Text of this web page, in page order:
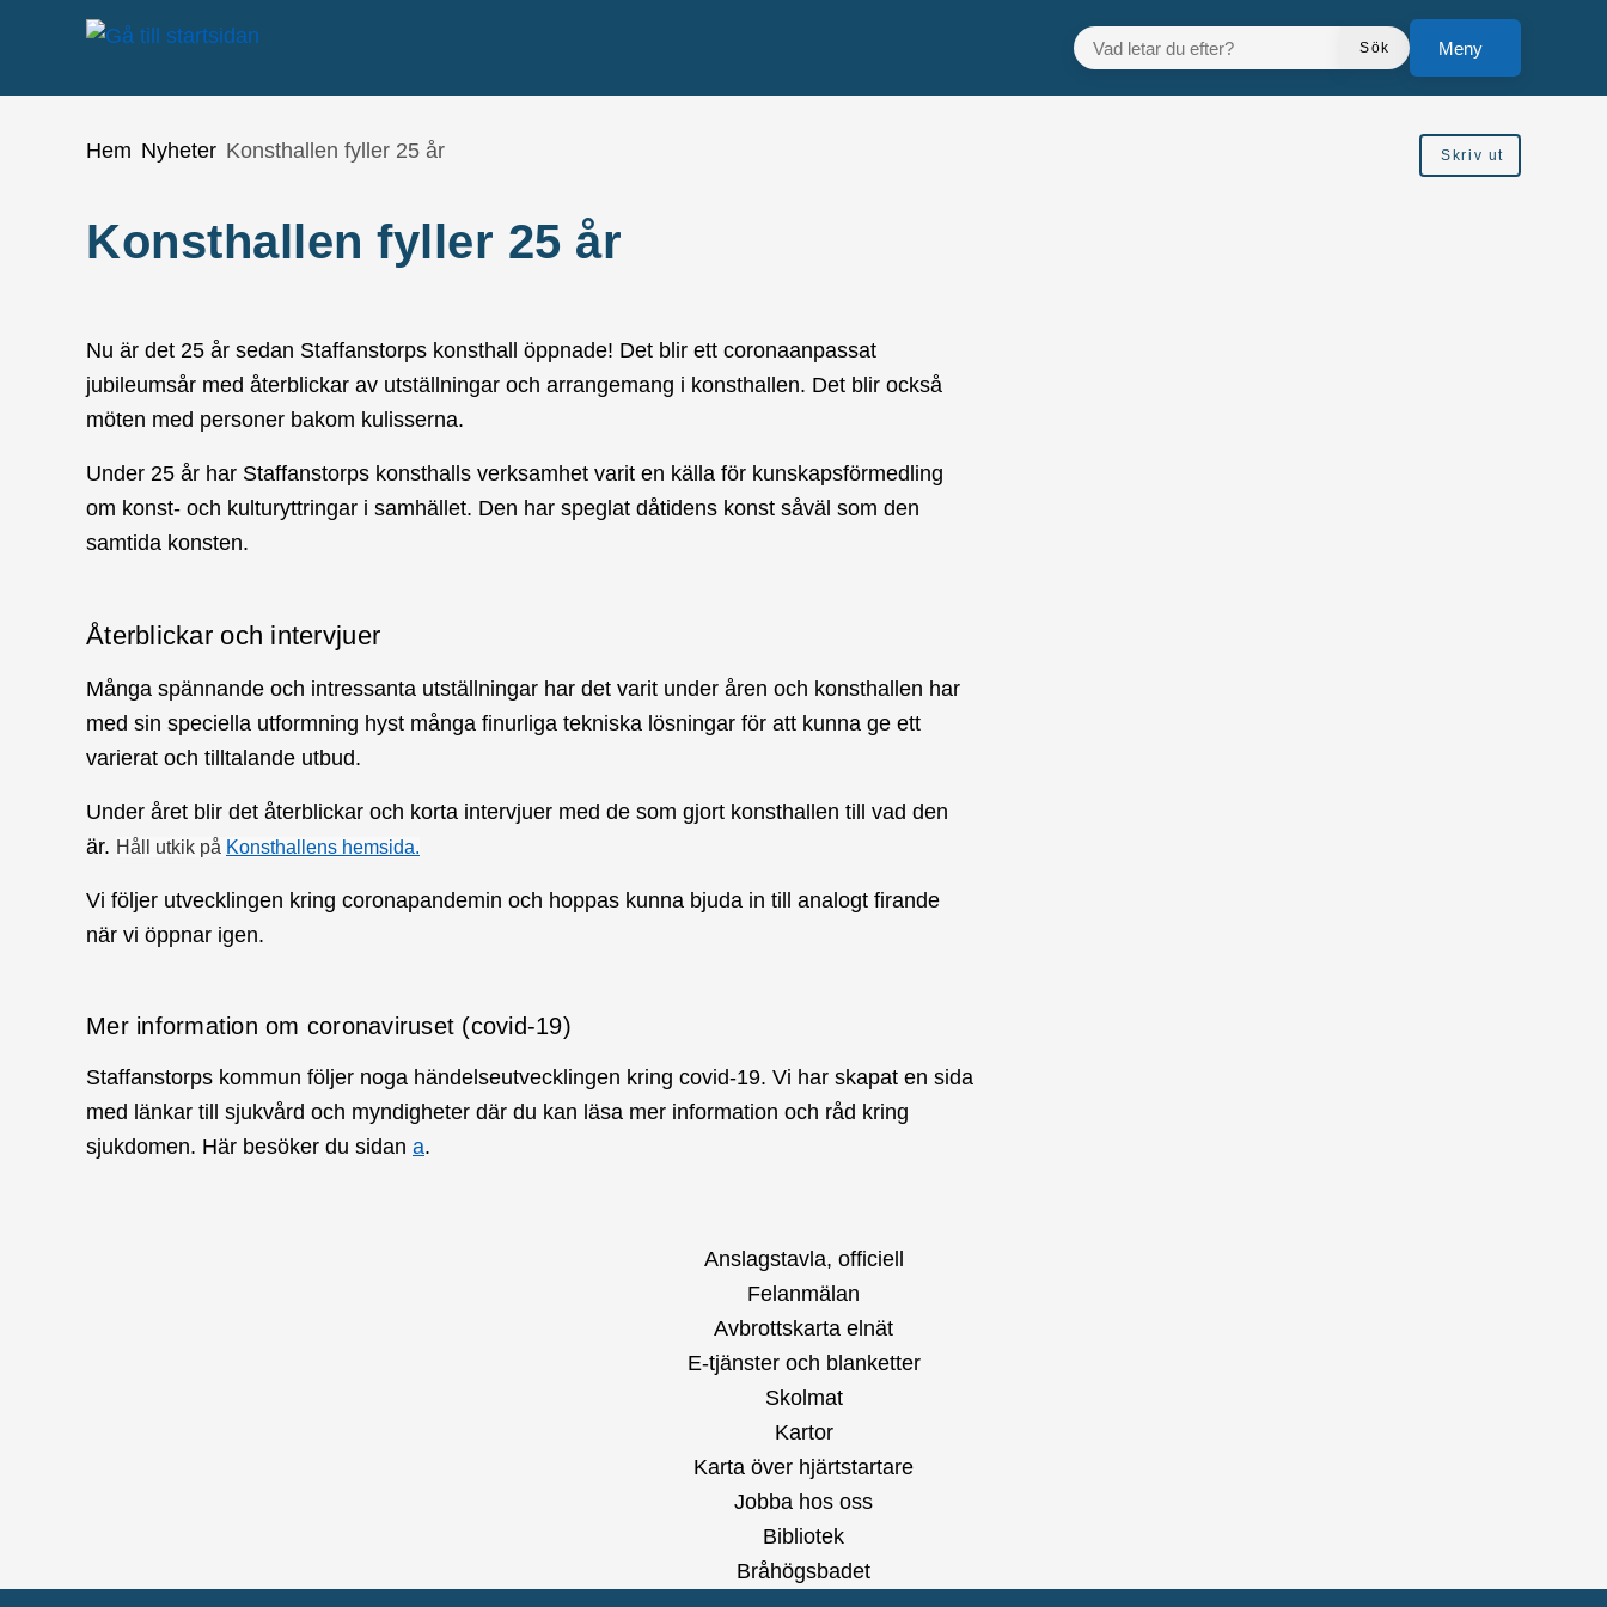
Gå till innehåll
VAD LETAR DU EFTER?
Sök
Meny
Du är här:
Hem Nyheter Konsthallen fyller 25 år Skriv ut
Konsthallen fyller 25 år
Nu är det 25 år sedan Staffanstorps konsthall öppnade! Det blir ett coronaanpassat
jubileumsår med återblickar av utställningar och arrangemang i konsthallen. Det blir också
möten med personer bakom kulisserna.
Under 25 år har Staffanstorps konsthalls verksamhet varit en källa för kunskapsförmedling
om konst- och kulturyttringar i samhället. Den har speglat dåtidens konst såväl som den
samtida konsten.
Återblickar och intervjuer
Många spännande och intressanta utställningar har det varit under åren och konsthallen har
med sin speciella utformning hyst många finurliga tekniska lösningar för att kunna ge ett
varierat och tilltalande utbud.
Under året blir det återblickar och korta intervjuer med de som gjort konsthallen till vad den
är. Håll utkik på Konsthallens hemsida.
Vi följer utvecklingen kring coronapandemin och hoppas kunna bjuda in till analogt firande
när vi öppnar igen.
Mer information om coronaviruset (covid-19)
Staffanstorps kommun följer noga händelseutvecklingen kring covid-19. Vi har skapat en sida
med länkar till sjukvård och myndigheter där du kan läsa mer information och råd kring
sjukdomen. Här besöker du sidan a.
Anslagstavla, officiell
Felanmälan
Avbrottskarta elnät
E-tjänster och blanketter
Skolmat
Kartor
Karta över hjärtstartare
Jobba hos oss
Bibliotek
Bråhögsbadet